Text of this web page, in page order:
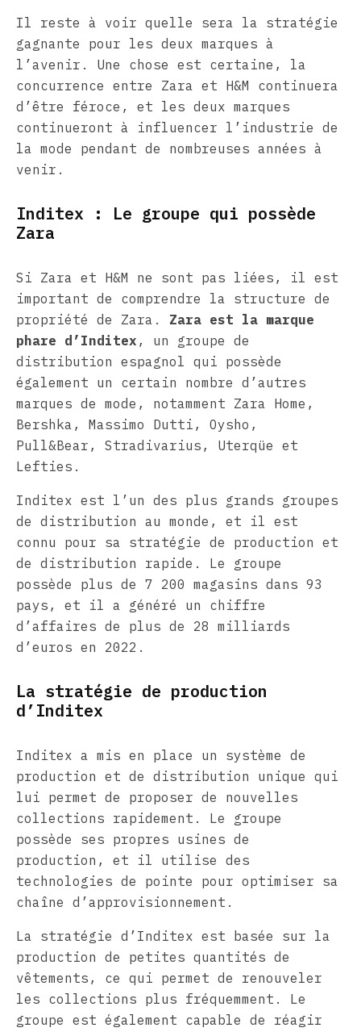
Il reste à voir quelle sera la stratégie
gagnante pour les deux marques à
l’avenir. Une chose est certaine, la
concurrence entre Zara et H&M continuera
d’être féroce, et les deux marques
continueront à influencer l’industrie de
la mode pendant de nombreuses années à
venir.
Inditex : Le groupe qui possède
Zara
Si Zara et H&M ne sont pas liées, il est
important de comprendre la structure de
propriété de Zara. Zara est la marque
phare d’Inditex , un groupe de
distribution espagnol qui possède
également un certain nombre d’autres
marques de mode, notamment Zara Home,
Bershka, Massimo Dutti, Oysho,
Pull&Bear, Stradivarius, Uterqüe et
Lefties.
Inditex est l’un des plus grands groupes
de distribution au monde, et il est
connu pour sa stratégie de production et
de distribution rapide. Le groupe
possède plus de 7 200 magasins dans 93
pays, et il a généré un chiffre
d’affaires de plus de 28 milliards
d’euros en 2022.
La stratégie de production
d’Inditex
Inditex a mis en place un système de
production et de distribution unique qui
lui permet de proposer de nouvelles
collections rapidement. Le groupe
possède ses propres usines de
production, et il utilise des
technologies de pointe pour optimiser sa
chaîne d’approvisionnement.
La stratégie d’Inditex est basée sur la
production de petites quantités de
vêtements, ce qui permet de renouveler
les collections plus fréquemment. Le
groupe est également capable de réagir